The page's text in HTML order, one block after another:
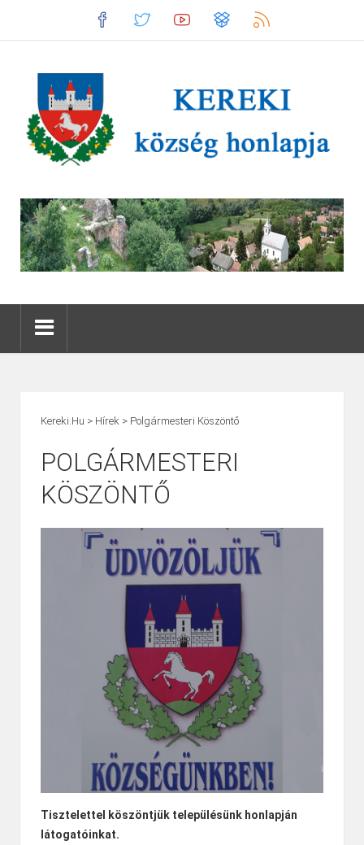
Kereki.hu > Hírek > Polgármesteri Köszöntő
POLGÁRMESTERI
KÖSZÖNTŐ
Tisztelettel köszöntjük településünk honlapján
látogatóinkat.